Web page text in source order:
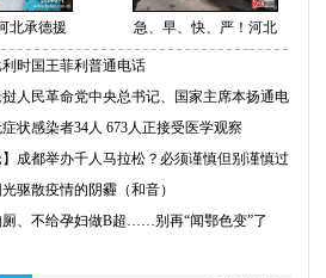
北承德援 急、早、快、严！河北
时国王菲利普通电话
人民革命党中央总书记、国家主席本扬通电
状感染者34人 673人正接受医学观察
】成都举办千人马拉松？必须谨慎但别谨慎过
驱散疫情的阴霾（和音）
、不给孕妇做B超……别再“闻鄂色变”了